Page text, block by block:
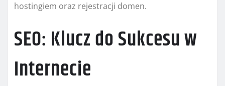
hostingiem oraz rejestracji domen.
SEO: Klucz do Sukcesu w
Internecie